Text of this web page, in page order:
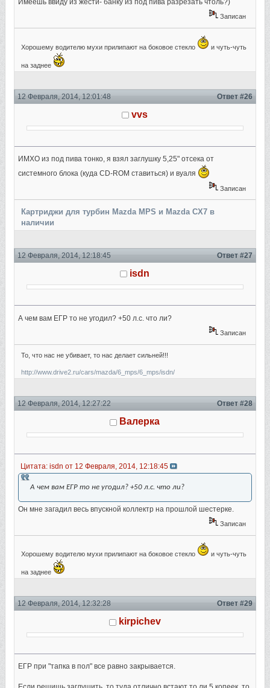
Имеешь ввиду из жести- банку из под пива разрезать чтоль?)
Записан
Хорошему водителю мухи прилипают на боковое стекло и чуть-чуть
на заднее
12 Февраля, 2014, 12:01:48 Ответ #26
vvs
ИМХО из под пива тонко, я взял заглушку 5,25" отсека от
системного блока (куда CD-ROM ставиться) и вуаля
Записан
Картриджи для турбин Mazda MPS и Mazda CX7 в
наличии
12 Февраля, 2014, 12:18:45 Ответ #27
isdn
А чем вам ЕГР то не угодил? +50 л.с. что ли?
Записан
То, что нас не убивает, то нас делает сильней!!!
http://www.drive2.ru/cars/mazda/6_mps/6_mps/isdn/
12 Февраля, 2014, 12:27:22 Ответ #28
Валерка
Цитата: isdn от 12 Февраля, 2014, 12:18:45
А чем вам ЕГР то не угодил? +50 л.с. что ли?
Он мне загадил весь впускной коллектр на прошлой шестерке.
Записан
Хорошему водителю мухи прилипают на боковое стекло и чуть-чуть
на заднее
12 Февраля, 2014, 12:32:28 Ответ #29
kirpichev
ЕГР при "тапка в пол" все равно закрывается.